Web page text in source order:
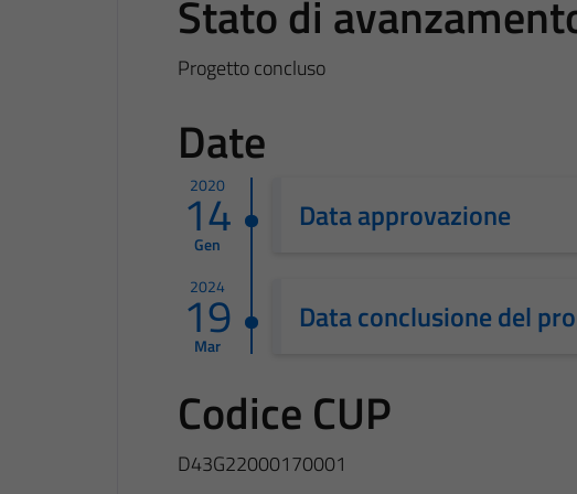
Stato di
Progetto concluso
Date
2020
14
Gen
Data approvazione
2024
19
Mar
Data conclusione del
Codice CUP
D43G22000170001